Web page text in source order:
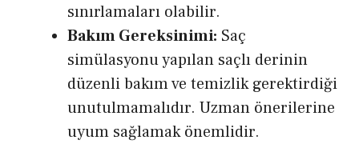
sınırlamaları olabilir.
Bakım Gereksinimi: Saç
simülasyonu yapılan saçlı derinin
düzenli bakım ve temizlik gerektirdiği
unutulmamalıdır. Uzman önerilerine
uyum sağlamak önemlidir.